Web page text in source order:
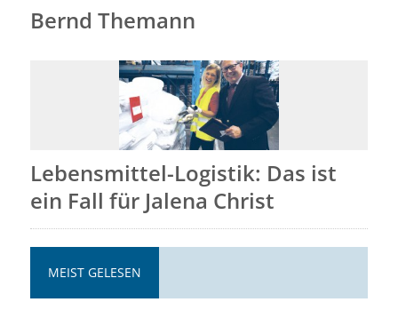
Bernd Themann
Lebensmittel-Logistik: Das ist
ein Fall für Jalena Christ
MEIST GELESEN